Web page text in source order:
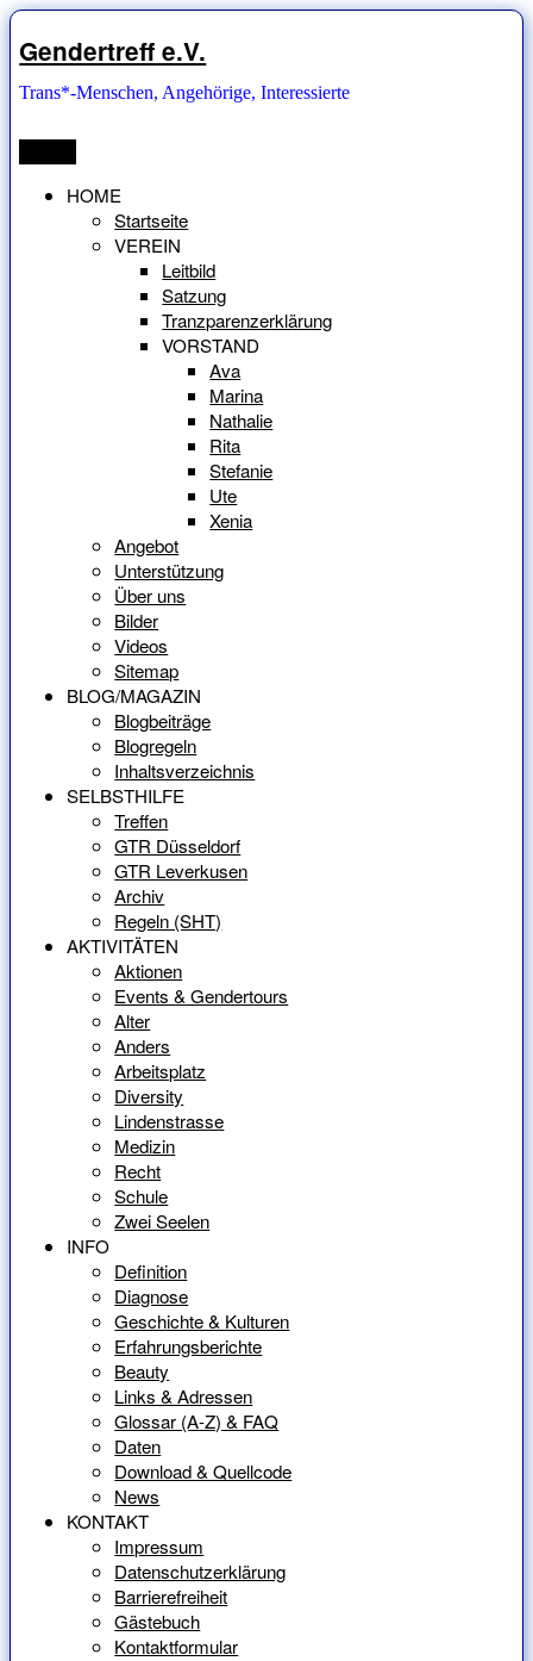
Zum
Inhalt
springen
Gendertreff e.V.
Trans*-Menschen, Angehörige, Interessierte
HOME
Startseite
VEREIN
Leitbild
Satzung
Tranzparenzerklärung
VORSTAND
Ava
Marina
Nathalie
Rita
Stefanie
Ute
Xenia
Angebot
Unterstützung
Über uns
Bilder
Videos
Sitemap
BLOG/MAGAZIN
Blogbeiträge
Blogregeln
Inhaltsverzeichnis
SELBSTHILFE
Treffen
GTR Düsseldorf
GTR Leverkusen
Archiv
Regeln (SHT)
AKTIVITÄTEN
Aktionen
Events & Gendertours
Alter
Anders
Arbeitsplatz
Diversity
Lindenstrasse
Medizin
Recht
Schule
Zwei Seelen
INFO
Definition
Diagnose
Geschichte & Kulturen
Erfahrungsberichte
Beauty
Links & Adressen
Glossar (A-Z) & FAQ
Daten
Download & Quellcode
News
KONTAKT
Impressum
Datenschutzerklärung
Barrierefreiheit
Gästebuch
Kontaktformular